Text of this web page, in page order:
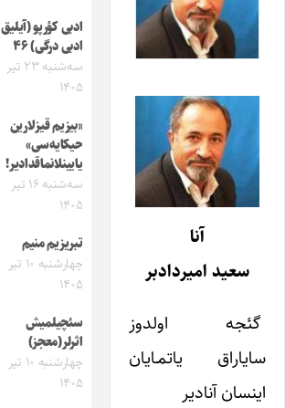
آنا
سعید امیردادبر
گئجه اولدوز
سایاراق یاتمـایان
اینسان آنادیر
ادبی کؤرپو (آیلیق
ادبی درگی) ۴۶
سه‌شنبه ۲۳ تیر
۱۴۰۵
«بیزیم قیزلارین
حیکایه‌سی»
یایینلانماقدادیر!
سه‌شنبه ۱۶ تیر
۱۴۰۵
تبریزیم منیم
چهارشنبه ۱۰ تیر
۱۴۰۵
سئچیلمیش
اثرلر(معجز)
چهارشنبه ۱۰ تیر
۱۴۰۵